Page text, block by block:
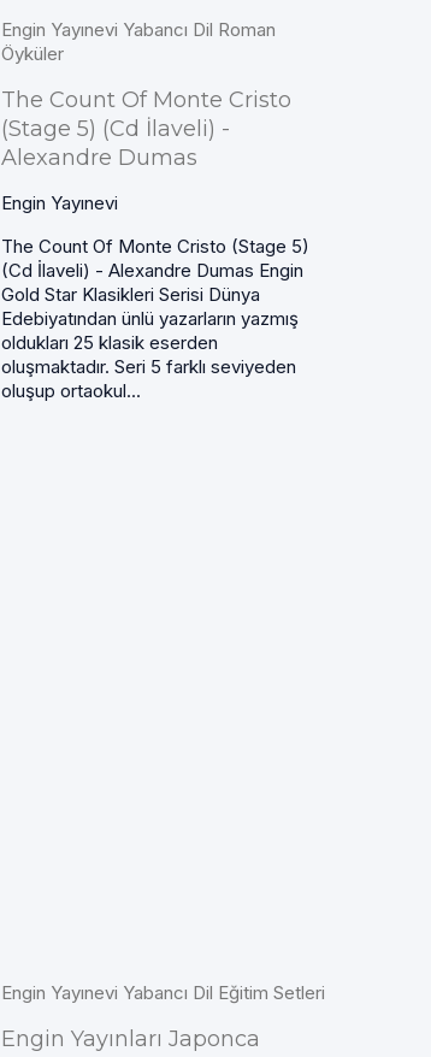
Engin Yayınevi Yabancı Dil Roman
Öyküler
The Count Of Monte Cristo
(Stage 5) (Cd İlaveli) -
Alexandre Dumas
Engin Yayınevi
The Count Of Monte Cristo (Stage 5)
(Cd İlaveli) - Alexandre Dumas Engin
Gold Star Klasikleri Serisi Dünya
Edebiyatından ünlü yazarların yazmış
oldukları 25 klasik eserden
oluşmaktadır. Seri 5 farklı seviyeden
oluşup ortaokul...
Engin Yayınevi Yabancı Dil Eğitim Setleri
Engin Yayınları Japonca